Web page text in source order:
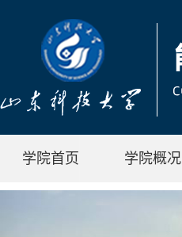
学院首页 学院概况